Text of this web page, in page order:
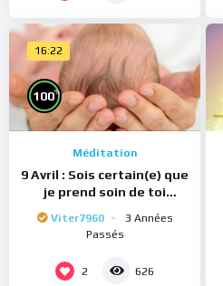
16:22
100%
Méditation
9 Avril : Sois certain(e) que
je prend soin de toi
Viter7960
3 Années
Passés
2 626